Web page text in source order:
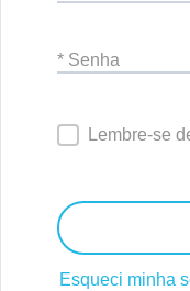
* Senha
Lembre-se
Esqueci minha